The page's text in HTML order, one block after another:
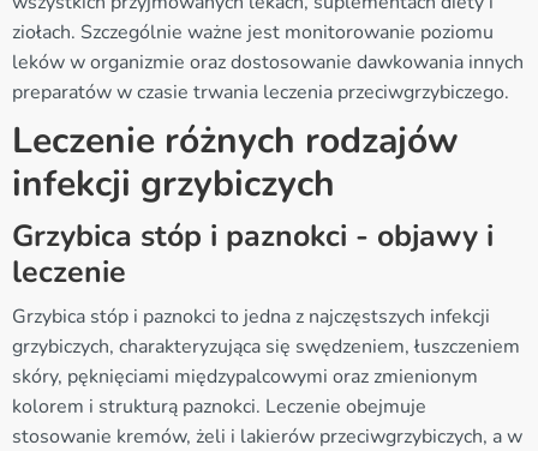
ziołach. Szczególnie ważne jest monitorowanie poziomu
leków w organizmie oraz dostosowanie dawkowania innych
preparatów w czasie trwania leczenia przeciwgrzybiczego.
Leczenie różnych rodzajów
infekcji grzybiczych
Grzybica stóp i paznokci - objawy i
leczenie
Grzybica stóp i paznokci to jedna z najczęstszych infekcji
grzybiczych, charakteryzująca się swędzeniem, łuszczeniem
skóry, pęknięciami międzypalcowymi oraz zmienionym
kolorem i strukturą paznokci. Leczenie obejmuje
stosowanie kremów, żeli i lakierów przeciwgrzybiczych, a w